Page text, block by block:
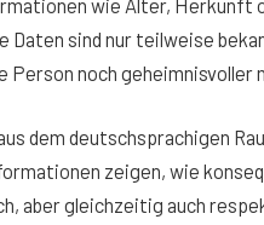
Daten sind nur teilweise
noch geheimnisvoller
dem deutschsprachigen
zeigen, wie
aber gleichzeitig auch